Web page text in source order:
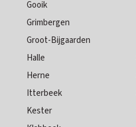
Gooik
Grimbergen
Groot-Bijgaarden
Halle
Herne
Itterbeek
Kester